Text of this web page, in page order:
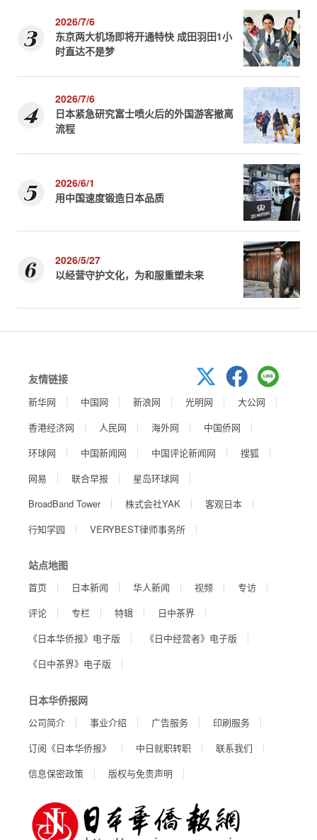
2026/7/6
东京两大机场即将开通特快 成田羽田1小
时直达不是梦
2026/7/6
日本紧急研究富士喷火后的外国游客撤离
流程
2026/6/1
用中国速度锻造日本品质
2026/5/27
以经营守护文化，为和服重塑未来
友情链接
新华网 中国网 新浪网 光明网
大公网
香港经济网
人民网 海外网
中国侨网
环球网
中国新闻网 中国评论新闻网
搜狐
网易
联合早报
星岛环球网
BroadBand Tower
株式会社YAK
客观日本
行知学园
VERYBEST律师事务所
站点地图
首页 日本新闻 华人新闻 视频
专访
评论
专栏 特辑
日中茶界
《日本华侨报》电子版
《日中经营者》电子版
《日中茶界》电子版
日本华侨报网
公司简介 事业介绍 广告服务
印刷服务
订阅《日本华侨报》
中日就职转职
联系我们
信息保密政策
版权与免责声明